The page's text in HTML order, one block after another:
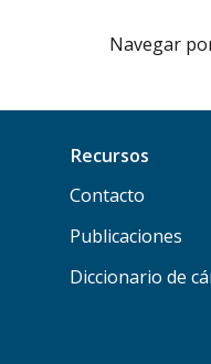
Navegar
Recursos
Contacto
Publicaciones
Diccionario de